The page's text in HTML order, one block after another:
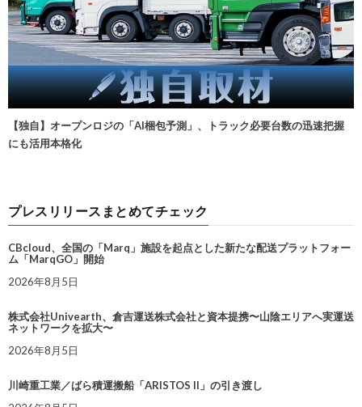
【独自】オープンロジの「AI梱包予測」、トラック必要台数の迅速把握
にも活用本格化
プレスリリースまとめてチェック
CBcloud、全国の「Marq」施設を起点とした新たな配送プラットフォー
ム「MarqGO」開始
2026年8月5日
株式会社Univearth、倉吉運送株式会社と資本提携〜山陰エリアへ実運送
ネットワークを拡大〜
2026年8月5日
川崎重工業／ばら積運搬船「ARISTOS II」の引き渡し